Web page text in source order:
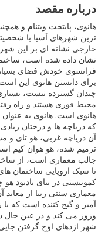
درباره مقصد
هانوی، پایتخت ویتنام و
ترین شهرهای آسیا با
خارجی نشانه ای بر این
نشان داده شده است،
فرانسوی خودش فضای
برای دانستن هانوی این
چندان گسترده نیست، بسیاری
محیط فوری هستند و راه
هانوی است. هانوی به
که دریاچه ها و درختان
آن دریاچه غربی، هو تای و
ترمیم شده، هو هوان کیم
جالب معماری است، از
تا سبک اروپایی ساختمان
کمونیستی در بنای یادبود
معماری سنتی زیبا از
آمیز و گیج کننده است که
وزوز می کند و در عین حال
شهر اژدهای اوج گرفتن